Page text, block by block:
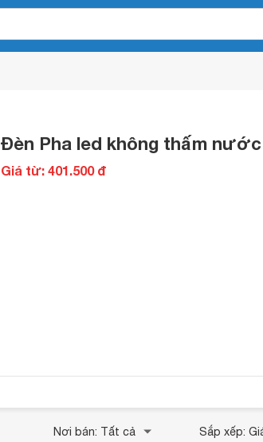
Đèn Pha led không thấm nước
Giá từ: 401.500 đ
Nơi bán: Tất cả Sắp xếp: